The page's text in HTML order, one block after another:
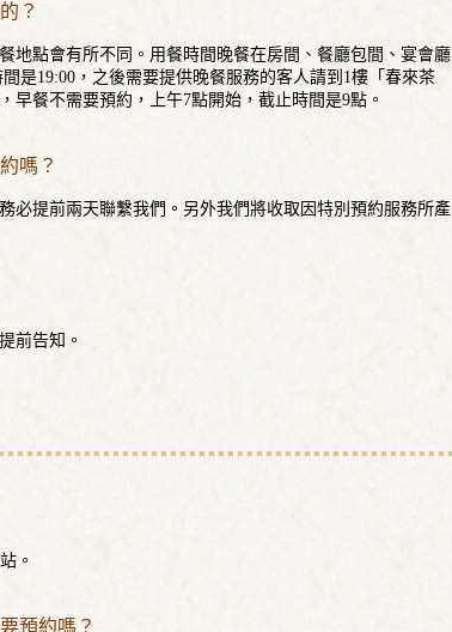
？
地點會有所不同。用餐時間晚餐在房間、餐廳包間、宴會廳
是19:00，之後需要提供晚餐服務的客人請到1樓「春來茶
早餐不需要預約，上午7點開始，截止時間是9點。
嗎？
必提前兩天聯繫我們。另外我們將收取因特別預約服務所產
前告知。
。
預約嗎？